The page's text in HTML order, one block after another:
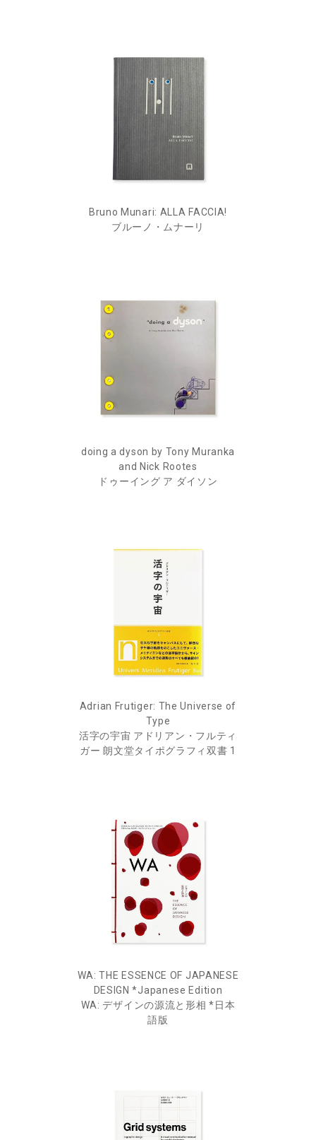
Bruno Munari: ALLA FACCIA!
ブルーノ・ムナーリ
doing a dyson by Tony Muranka
and Nick Rootes
ドゥーイング ア ダイソン
Adrian Frutiger: The Universe of
Type
活字の宇宙 アドリアン・フルティ
ガー 朗文堂タイポグラフィ双書 1
WA: THE ESSENCE OF JAPANESE
DESIGN *Japanese Edition
WA: デザインの源流と形相 *日本
語版